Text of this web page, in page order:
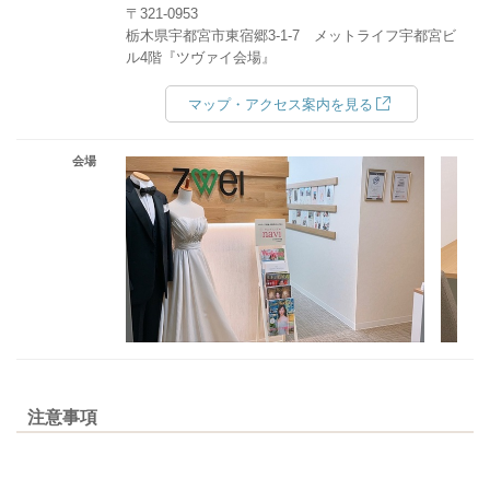
〒321-0953
栃木県宇都宮市東宿郷3-1-7 メットライフ宇都宮ビ
ル4階『ツヴァイ会場』
マップ・アクセス案内を見る
会場
注意事項